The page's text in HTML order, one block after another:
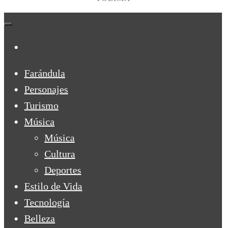
Farándula
Personajes
Turismo
Música
Música
Cultura
Deportes
Estilo de Vida
Tecnología
Belleza